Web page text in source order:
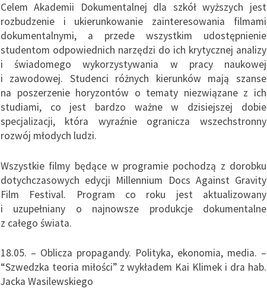
Celem Akademii Dokumentalnej dla szkół wyższych jest
rozbudzenie i ukierunkowanie zainteresowania filmami
dokumentalnymi, a przede wszystkim udostępnienie
studentom odpowiednich narzędzi do ich krytycznej analizy
i świadomego wykorzystywania w pracy naukowej
i zawodowej. Studenci różnych kierunków mają szanse
na poszerzenie horyzontów o tematy niezwiązane z ich
studiami, co jest bardzo ważne w dzisiejszej dobie
specjalizacji, która wyraźnie ogranicza wszechstronny
rozwój młodych ludzi.
Wszystkie filmy będące w programie pochodzą z dorobku
dotychczasowych edycji Millennium Docs Against Gravity
Film Festival. Program co roku jest aktualizowany
i uzupełniany o najnowsze produkcje dokumentalne
z całego świata.
18.05. – Oblicza propagandy. Polityka, ekonomia, media. –
“Szwedzka teoria miłości” z wykładem Kai Klimek i dra hab.
Jacka Wasilewskiego